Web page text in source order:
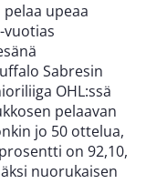
pelaa upeaa
vuotias
Sabresin
OHL:ssä
pelaavan
jo 50 ottelua,
on 92,10,
nuorukaisen